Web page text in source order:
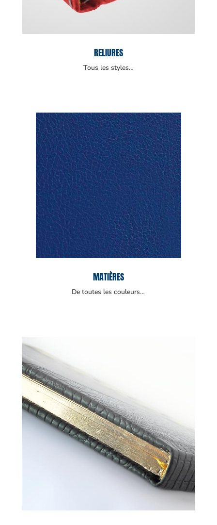
RELIURES
Tous les styles…
MATIÈRES
De toutes les couleurs…